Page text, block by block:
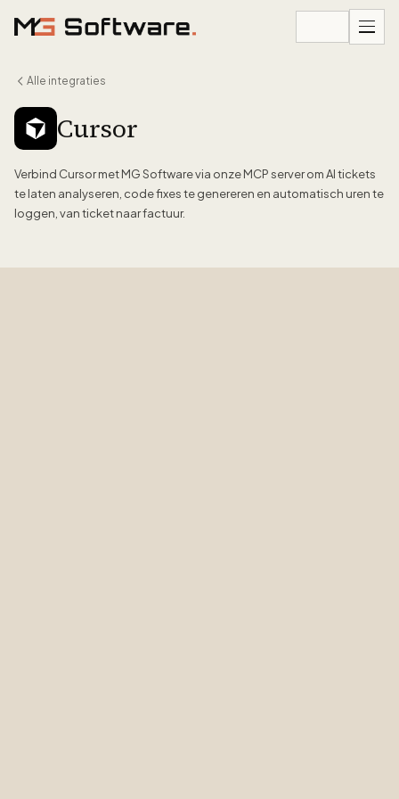
Alle integraties
Cursor
Verbind Cursor met MG Software via onze MCP server om AI tickets
te laten analyseren, code fixes te genereren en automatisch uren te
loggen, van ticket naar factuur.